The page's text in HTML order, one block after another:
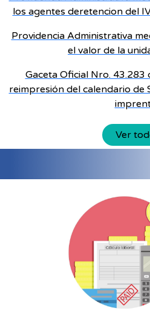
los agentes deretencion del
Providencia Administrativa
el valor de la
Gaceta Oficial Nro.
reimpresión del calendario de
Ver